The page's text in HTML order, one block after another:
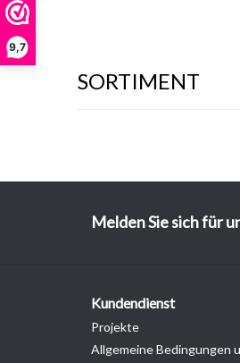
9,7
SORTIMENT
Melden Sie sich für
Kundendienst
Projekte
Allgemeine Bedingungen